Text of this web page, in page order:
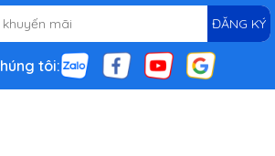
ĐĂNG KÝ
tôi: